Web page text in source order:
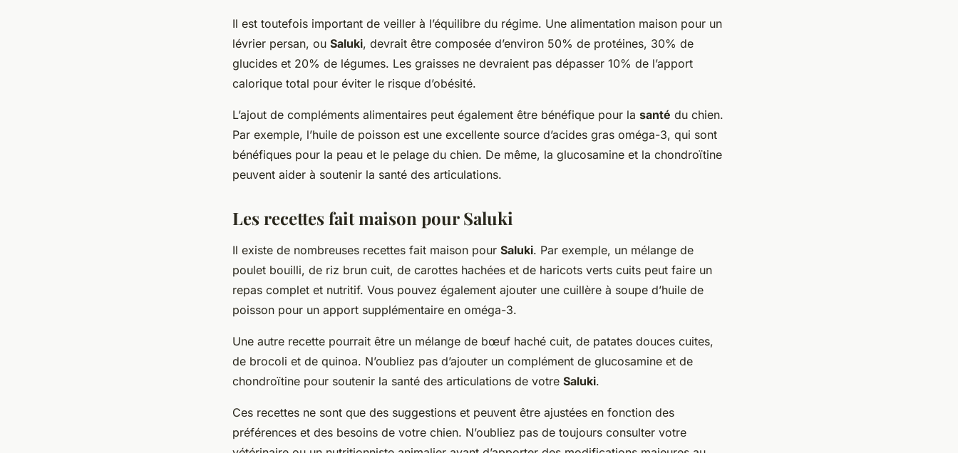
Il est toutefois important de veiller à l’équilibre du régime. Une alimentation maison pour un
lévrier persan, ou Saluki, devrait être composée d’environ 50% de protéines, 30% de
glucides et 20% de légumes. Les graisses ne devraient pas dépasser 10% de l’apport
calorique total pour éviter le risque d’obésité.
L’ajout de compléments alimentaires peut également être bénéfique pour la santé du chien.
Par exemple, l’huile de poisson est une excellente source d’acides gras oméga-3, qui sont
bénéfiques pour la peau et le pelage du chien. De même, la glucosamine et la chondroïtine
peuvent aider à soutenir la santé des articulations.
Les recettes fait maison pour Saluki
Il existe de nombreuses recettes fait maison pour Saluki. Par exemple, un mélange de
poulet bouilli, de riz brun cuit, de carottes hachées et de haricots verts cuits peut faire un
repas complet et nutritif. Vous pouvez également ajouter une cuillère à soupe d’huile de
poisson pour un apport supplémentaire en oméga-3.
Une autre recette pourrait être un mélange de bœuf haché cuit, de patates douces cuites,
de brocoli et de quinoa. N’oubliez pas d’ajouter un complément de glucosamine et de
chondroïtine pour soutenir la santé des articulations de votre Saluki.
Ces recettes ne sont que des suggestions et peuvent être ajustées en fonction des
préférences et des besoins de votre chien. N’oubliez pas de toujours consulter votre